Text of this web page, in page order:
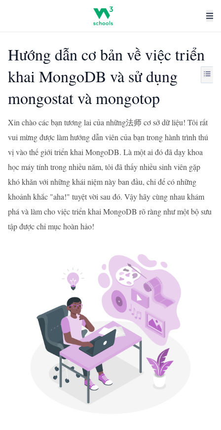
Hướng dẫn cơ bản về việc triển
khai MongoDB và sử dụng
mongostat và mongotop
Xin chào các bạn tương lai của những法师 cơ sở dữ liệu! Tôi rất
vui mừng được làm hướng dẫn viên của bạn trong hành trình thú
vị vào thế giới triển khai MongoDB. Là một ai đó đã dạy khoa
học máy tính trong nhiều năm, tôi đã thấy nhiều sinh viên gặp
khó khăn với những khái niệm này ban đầu, chỉ để có những
khoảnh khắc "aha!" tuyệt vời sau đó. Vậy hãy cùng nhau khám
phá và làm cho việc triển khai MongoDB rõ ràng như một bộ sưu
tập được chỉ mục hoàn hảo!